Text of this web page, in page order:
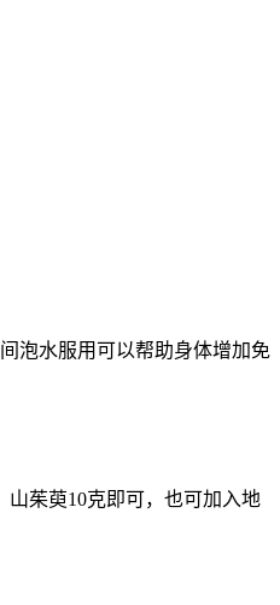
泡水服用可以帮助身体增加免
山茱萸10克即可，也可加入地